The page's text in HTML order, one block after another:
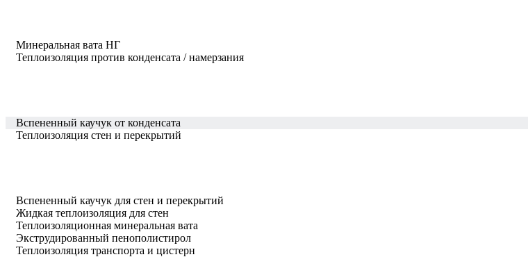
Минеральная вата НГ
Теплоизоляция против конденсата / намерзания
Вспененный каучук от конденсата
Теплоизоляция стен и перекрытий
Вспененный каучук для стен и перекрытий
Жидкая теплоизоляция для стен
Теплоизоляционная минеральная вата
Экструдированный пенополистирол
Теплоизоляция транспорта и цистерн